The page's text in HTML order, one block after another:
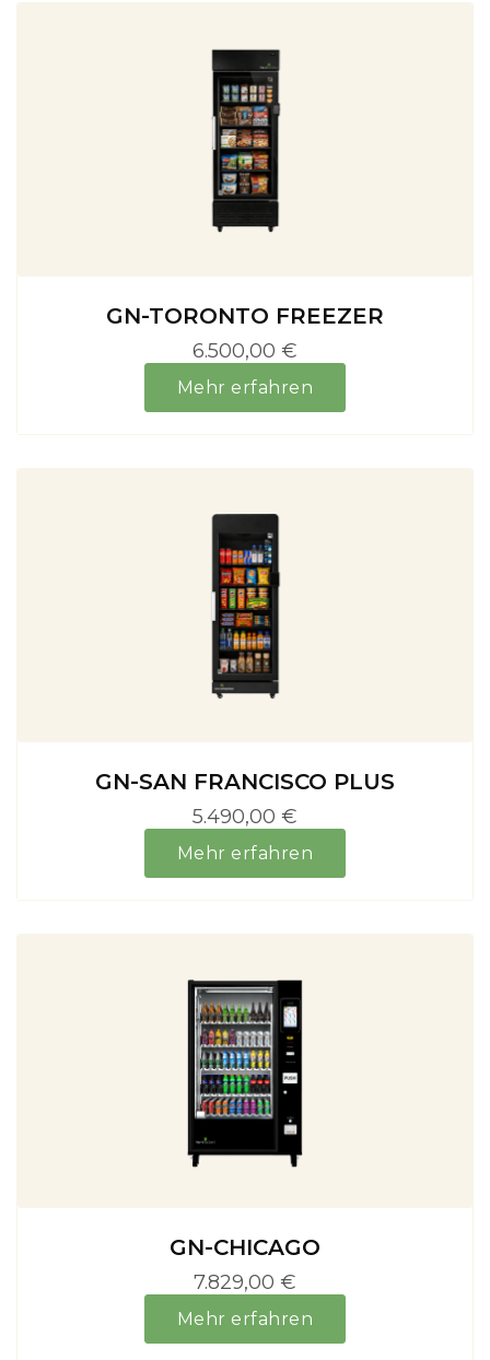
GN-TORONTO FREEZER
6.500,00 €
Mehr erfahren
GN-SAN FRANCISCO PLUS
5.490,00 €
Mehr erfahren
GN-CHICAGO
7.829,00 €
Mehr erfahren